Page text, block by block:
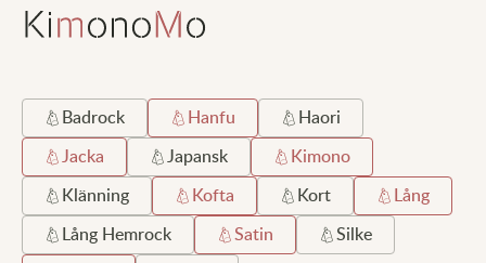
Badrock Hanfu Haori
Jacka Japansk Kimono
Klänning Kofta Kort Lång
Lång Hemrock Satin Silke